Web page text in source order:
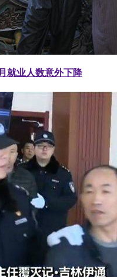
就业人数意外下降